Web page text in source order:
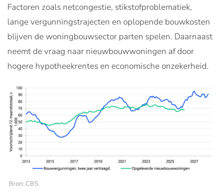
Factoren zoals netcongestie, stikstofproblematiek,
lange vergunningstrajecten en oplopende bouwkosten
blijven de woningbouwsector parten spelen. Daarnaast
neemt de vraag naar nieuwbouwwoningen af door
hogere hypotheekrentes en economische onzekerheid.
Bron: CBS